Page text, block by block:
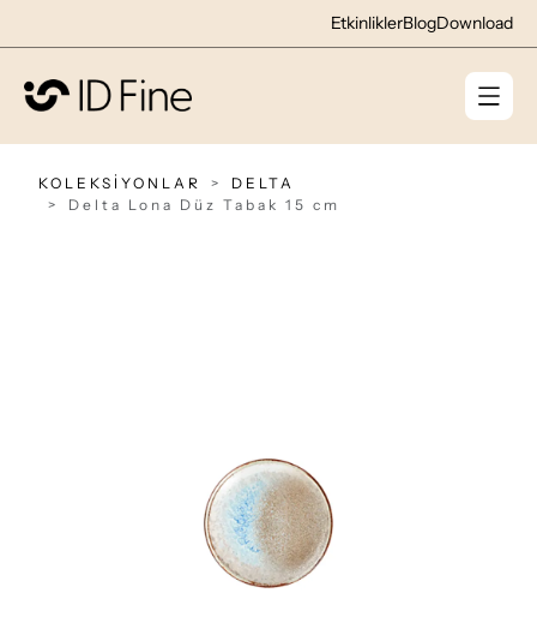
EtkinliklerBlogDownload
KOLEKSİYONLAR
DELTA
Delta Lona Düz Tabak 15 cm